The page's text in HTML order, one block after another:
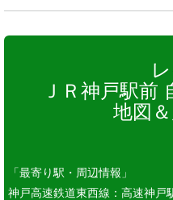
ＪＲ神戸駅前
地図
「最寄り駅・周辺情報」
神戸高速鉄道東西線：高速神戸